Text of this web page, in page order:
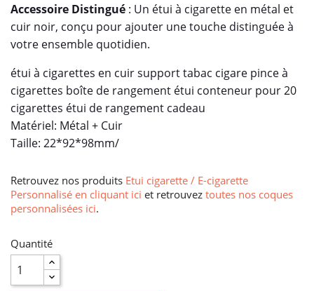
Accessoire Distingué : Un étui à cigarette en métal et
cuir noir, conçu pour ajouter une touche distinguée à
votre ensemble quotidien.
étui à cigarettes en cuir support tabac cigare pince à
cigarettes boîte de rangement étui conteneur pour 20
cigarettes étui de rangement cadeau
Matériel: Métal + Cuir
Taille: 22*92*98mm/
Retrouvez nos produits Etui cigarette / E-cigarette
Personnalisé en cliquant ici et retrouvez toutes nos coques
personnalisées ici.
Quantité